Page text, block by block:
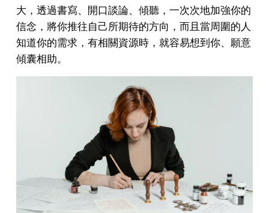
大，透過書寫、開口談論、傾聽，一次次地加強你的
信念，將你推往自己所期待的方向，而且當周圍的人
知道你的需求，有相關資源時，就容易想到你、願意
傾囊相助。